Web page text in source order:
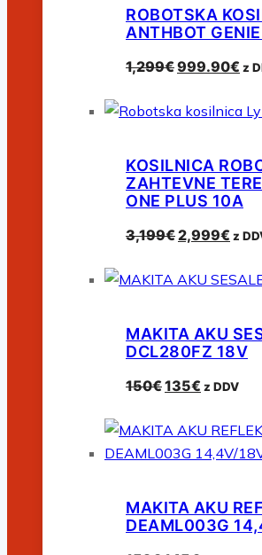
ROBOTSKA
ANTHBOT
1,299€Izvirna
je
999.90€
je:
z
KOSILNICA
ZAHTEVNE
ONE PLUS 10A
3,199€Izvirna
je
2,999€
je:
z
MAKITA AKU
DCL280FZ 18V
150€Izvirna
je
bila:
135€ Trenutna
je:
135€.
z DDV
MAKITA AKU
DEAML003G